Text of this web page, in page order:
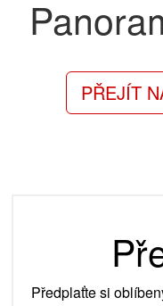
PŘEJÍT
Předplaťte si